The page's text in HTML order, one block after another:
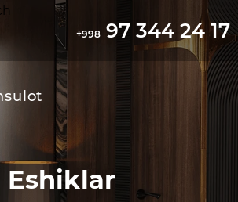
+998 97 344 24 17
Eshiklar